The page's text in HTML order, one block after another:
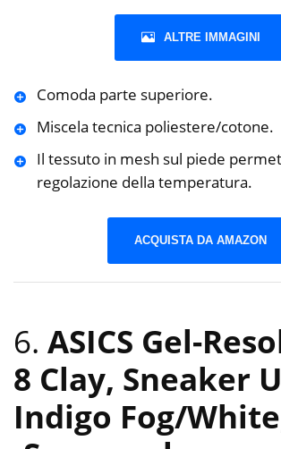
ALTRE IMMAGINI
Comoda parte superiore.
Miscela tecnica poliestere/cotone.
Il tessuto in mesh sul piede
regolazione della temperatura.
ACQUISTA DA AMAZON
6. ASICS Gel-
8 Clay, Sneaker
Indigo Fog/